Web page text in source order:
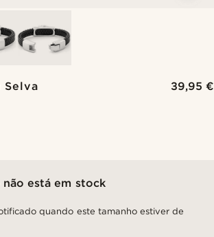
Selva 39,95 €
não está em stock
quando este tamanho estiver de